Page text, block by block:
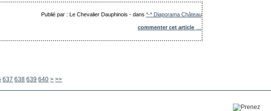
Publié par : Le Chevalier Dauphinois -dans *-* Diaporama Château
commenter cet article
637 638 639 640 650
660
670
680
690
700
800
900
1000
> >>